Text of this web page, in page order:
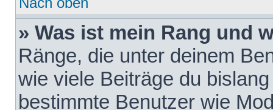
» Was ist mein Rang und
Ränge, die unter deinem
wie viele Beiträge du
bestimmte Benutzer wie